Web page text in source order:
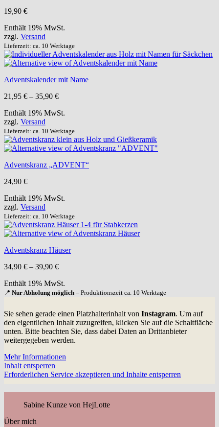
19,90 €
Enthält 19% MwSt.
zzgl. Versand
Lieferzeit: ca. 10 Werktage
Adventskalender mit Name
21,95 € – 35,90 €Preisspanne:
bis
Enthält 19% MwSt.
zzgl. Versand
Lieferzeit: ca. 10 Werktage
Adventskranz „ADVENT“
24,90 €
Enthält 19% MwSt.
zzgl. Versand
Lieferzeit: ca. 10 Werktage
Adventskranz Häuser
34,90 € – 39,90 €Preisspanne:
bis
39,90 €
Enthält 19% MwSt.
📍 Nur Abholung möglich – Produktionszeit ca. 10 Werktage
Sie sehen gerade einen Platzhalterinhalt von Instagram. Um auf
den eigentlichen Inhalt zuzugreifen, klicken Sie auf die Schaltfläche
unten. Bitte beachten Sie, dass dabei Daten an Drittanbieter
weitergegeben werden.
Mehr Informationen
Inhalt entsperren
Erforderlichen Service akzeptieren und Inhalte entsperren
Sabine Kunze von HejLotte
Über mich